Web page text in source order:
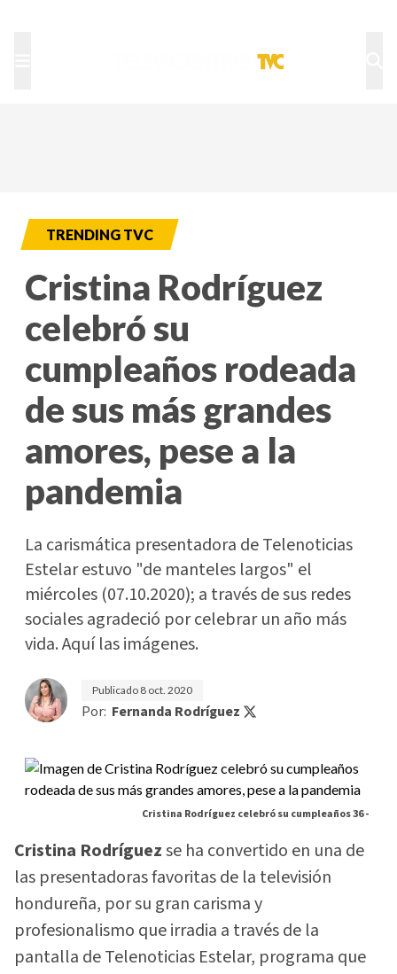
TRENDING TVC
Cristina Rodríguez
celebró su
cumpleaños rodeada
de sus más grandes
amores, pese a la
pandemia
La carismática presentadora de Telenoticias
Estelar estuvo "de manteles largos" el
miércoles (07.10.2020); a través de sus redes
sociales agradeció por celebrar un año más
vida. Aquí las imágenes.
Publicado 8 oct. 2020
Por: Fernanda Rodríguez
Cristina Rodríguez celebró su cumpleaños 36 -
Cristina Rodríguezse ha convertido en una de
las presentadoras favoritas de la televisión
hondureña, por su gran carisma y
profesionalismo que irradia a través de la
pantalla de Telenoticias Estelar, programa que